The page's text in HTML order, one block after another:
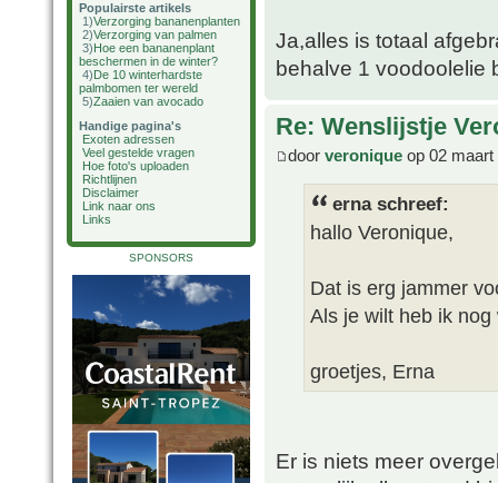
Populairste artikels
1)Verzorging bananenplanten
2)Verzorging van palmen
3)Hoe een bananenplant
beschermen in de winter?
4)De 10 winterhardste
palmbomen ter wereld
5)Zaaien van avocado
Handige pagina's
Exoten adressen
Veel gestelde vragen
Hoe foto's uploaden
Richtlijnen
Disclaimer
Link naar ons
Links
SPONSORS
Ja,alles is totaal
behalve 1 voodoolelie
Re: Wenslijstje
door veronique op 02 maart
erna schreef:
hallo Veronique,
Dat is erg jammer
Als je wilt heb ik
groetjes, Erna
Er is niets meer